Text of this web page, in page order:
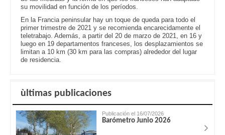
su movilidad en función de los períodos.
En la Francia peninsular hay un toque de queda para todo el
primer trimestre de 2021 y se recomienda encarecidamente el
teletrabajo. Además, a partir del 20 de marzo de 2021, en 16 y
luego en 19 departamentos franceses, los desplazamientos se
limitan a 10 km (30 km para las compras) alrededor del lugar
de residencia.
ùltimas publicaciones
Publicación el 16/07/2026
Barómetro Junio 2026